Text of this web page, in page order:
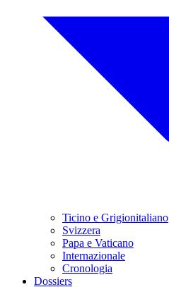
Ticino e Grigionitaliano
Svizzera
Papa e Vaticano
Internazionale
Cronologia
Dossiers